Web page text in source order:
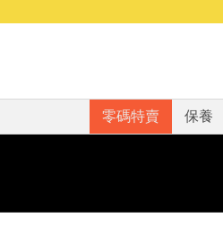
零碼特賣 保養